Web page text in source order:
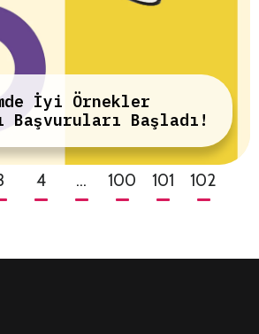
İyi Örnekler
Başvuruları Başladı!
4 … 100 101 102